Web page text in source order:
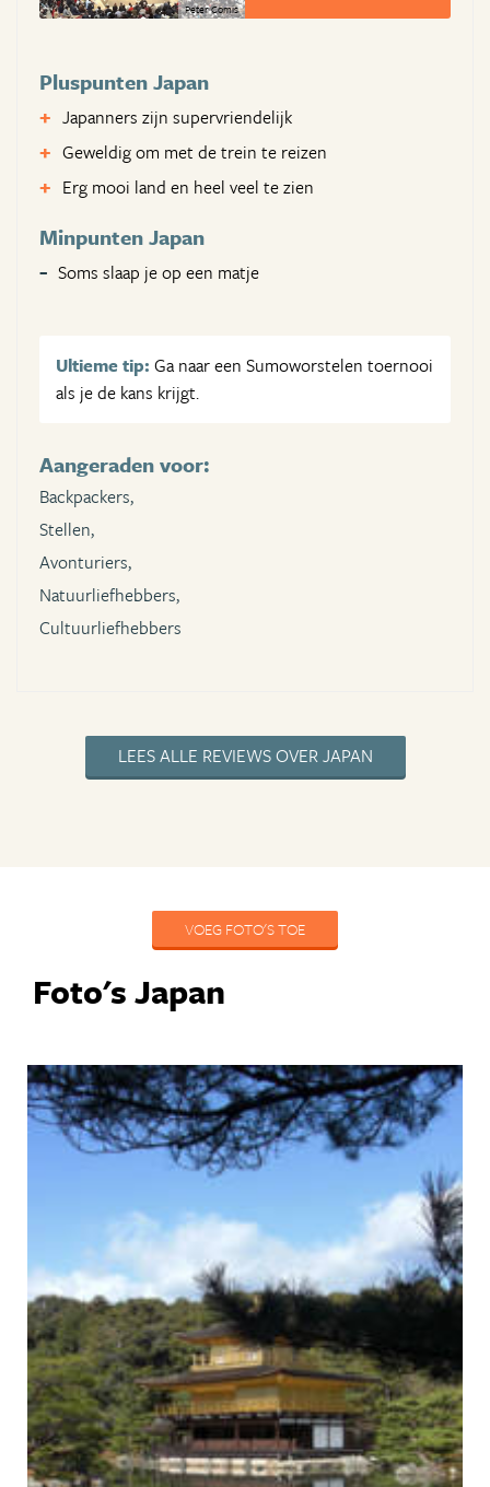
Peter Comis
Pluspunten Japan
Japanners zijn supervriendelijk
Geweldig om met de trein te reizen
Erg mooi land en heel veel te zien
Minpunten Japan
Soms slaap je op een matje
Ultieme tip: Ga naar een Sumoworstelen toernooi
als je de kans krijgt.
Aangeraden voor:
Backpackers,
Stellen,
Avonturiers,
Natuurliefhebbers,
Cultuurliefhebbers
LEES ALLE REVIEWS OVER JAPAN
VOEG FOTO'S TOE
Foto's Japan